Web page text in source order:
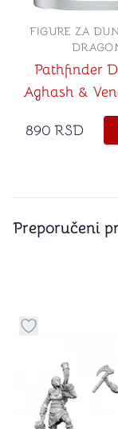
Pathfinder
Aghash &
Pact
FIGURE ZA
890 RSD
Preporučeni
Dugme za